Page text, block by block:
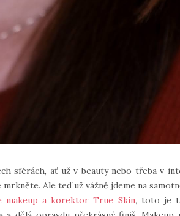
sférách, ať už v beauty nebo třeba v
Ale teď už vážně jdeme na
makeup a korektor True Skin, toto je